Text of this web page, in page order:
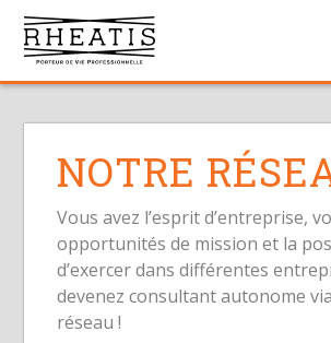
NOTRE
Vous avez l’esprit d’entreprise,
opportunités de mission et la
d’exercer dans différentes
devenez consultant autonome
réseau !